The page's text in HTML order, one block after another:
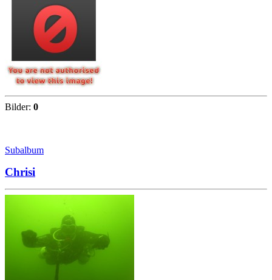
Bilder: 0
Subalbum
Chrisi